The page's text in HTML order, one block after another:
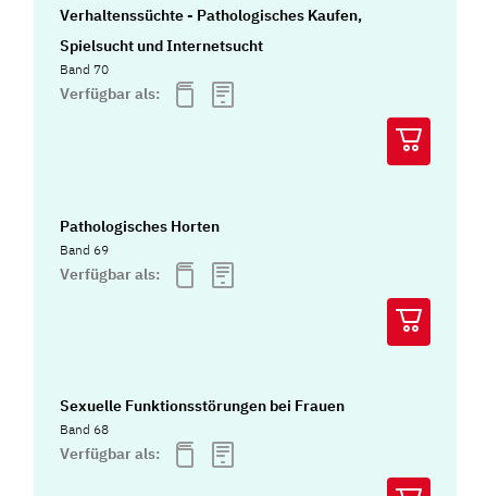
Verhaltenssüchte - Pathologisches Kaufen,
Spielsucht und Internetsucht
Band 70
Verfügbar als:
Pathologisches Horten
Band 69
Verfügbar als:
Sexuelle Funktionsstörungen bei Frauen
Band 68
Verfügbar als: